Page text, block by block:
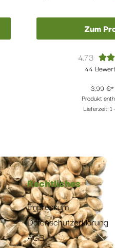
Zum
4.73 
44
3,99€
Produkt
Lieferzeit:1
Rechtliches
Impressum
Datenschutzerklärung
AGB